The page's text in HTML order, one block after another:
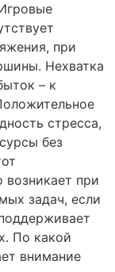
при
Нехватка
– к
стресса,
без
возникает при
задач, если
По какой
внимание